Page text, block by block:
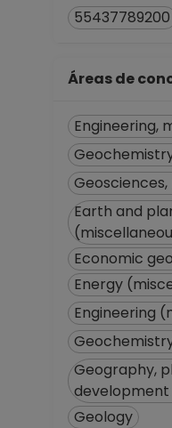
55437789200
Áreas de
Engineering,
Earth and
Economic
Energy
Engineering
Geography,
development
Geology